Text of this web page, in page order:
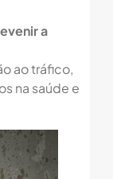
a
ao tráfico,
na saúde e